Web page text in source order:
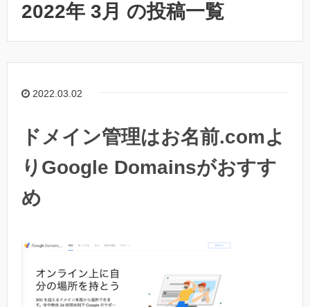
2022年 3月 の投稿一覧
2022.03.02
ドメイン管理はお名前.comよ
りGoogle Domainsがおすす
め